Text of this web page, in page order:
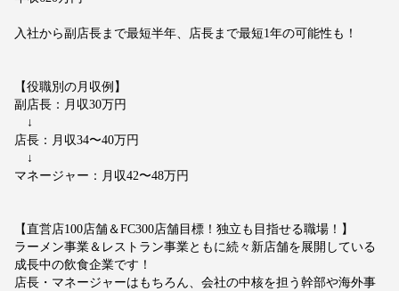
入社から副店長まで最短半年、店長まで最短1年の可能性も！
【役職別の月収例】
副店長：月収30万円
↓
店長：月収34〜40万円
↓
マネージャー：月収42〜48万円
【直営店100店舗＆FC300店舗目標！独立も目指せる職場！】
ラーメン事業＆レストラン事業ともに続々新店舗を展開している
成長中の飲食企業です！
店長・マネージャーはもちろん、会社の中核を担う幹部や海外事